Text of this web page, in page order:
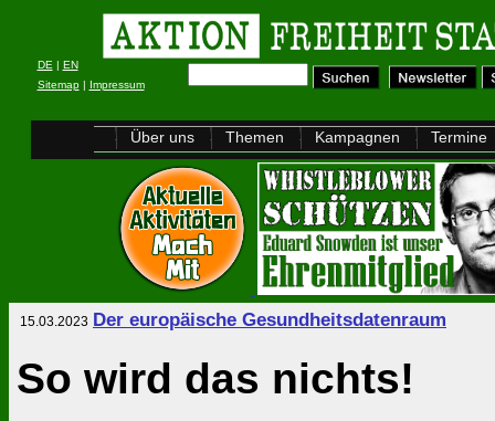
DE | EN
Sitemap| Impressum
Über uns Themen Kampagnen Termine
15.03.2023 Der europäische Gesundheitsdatenraum
So wird das nichts!